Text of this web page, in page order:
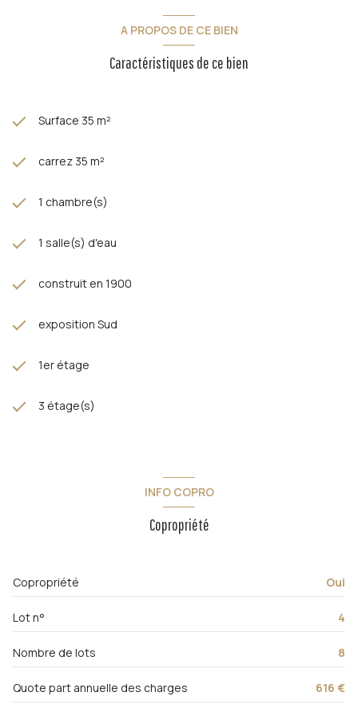
A PROPOS DE CE BIEN
Caractéristiques de ce bien
Surface 35 m²
carrez 35 m²
1 chambre(s)
1 salle(s) d'eau
construit en 1900
exposition Sud
1er étage
3 étage(s)
INFO COPRO
Copropriété
Copropriété Oui
Lot n° 4
Nombre de lots 8
Quote part annuelle des charges 616 €